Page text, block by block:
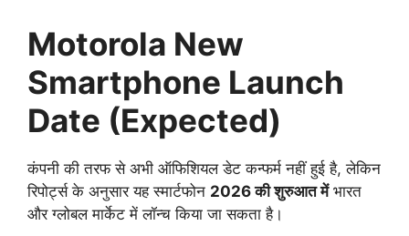
Motorola New
Smartphone Launch
Date (Expected)
कंपनी की तरफ से अभी ऑफिशियल डेट कन्फर्म नहीं हुई है, लेकिन
रिपोर्ट्स के अनुसार यह स्मार्टफोन 2026 की शुरुआत मेंभारत
और ग्लोबल मार्केट में लॉन्च किया जा सकता है।